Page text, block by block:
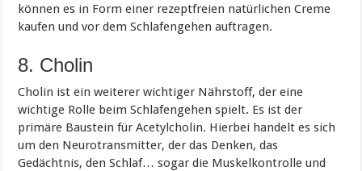
können es in Form einer rezeptfreien natürlichen Creme
kaufen und vor dem Schlafengehen auftragen.
8. Cholin
Cholin ist ein weiterer wichtiger Nährstoff, der eine
wichtige Rolle beim Schlafengehen spielt. Es ist der
primäre Baustein für Acetylcholin. Hierbei handelt es sich
um den Neurotransmitter, der das Denken, das
Gedächtnis, den Schlaf… sogar die Muskelkontrolle und